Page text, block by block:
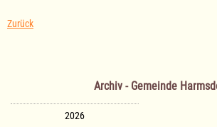
Zurück
Archiv - Gemeinde
2026